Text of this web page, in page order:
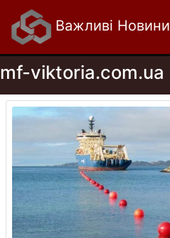
Важливі Новини
mf-viktoria.com.ua